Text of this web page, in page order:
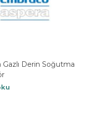
Derin Soğutma